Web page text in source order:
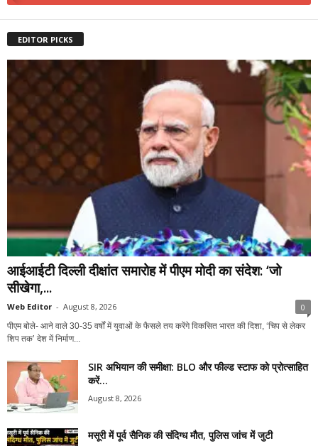
EDITOR PICKS
आईआईटी दिल्ली दीक्षांत समारोह में पीएम मोदी का संदेश: ‘जो
सीखेगा,...
Web Editor - August 8, 2026 0
पीएम बोले- आने वाले 30-35 वर्षों में युवाओं के फैसले तय करेंगे विकसित भारत की दिशा, ‘चिप से लेकर
शिप तक’ देश में निर्माण...
SIR अभियान की समीक्षा: BLO और फील्ड स्टाफ को प्रोत्साहित
करें...
August 8, 2026
मसूरी में पूर्व सैनिक की संदिग्ध मौत, पुलिस जांच में जुटी